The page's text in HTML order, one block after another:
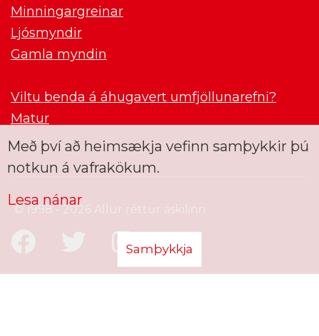
Minningargreinar
Ljósmyndir
Gamla myndin
Viltu benda á áhugavert umfjöllunarefni?
Matur
© 1998 - 2026 Allur réttur áskilinn
Með því að heimsækja vefinn samþykkir þú
notkun á vafrakökum.
Lesa nánar
Samþykkja